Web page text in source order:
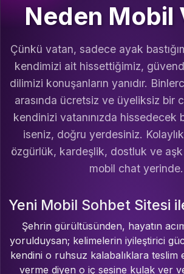
Neden Mobil
Çünkü vatan, sadece ayak
kendimizi ait hissettiğimiz,
dilimizi konuşanların yanıdır.
arasında ücretsiz ve üyeliksiz bir
kendinizi vatanınızda hissedecek
iseniz, doğru yerdesiniz.
özgürlük, kardeşlik, dostluk ve aşk
mobil chat yerinde.
Yeni Mobil Sohbet Sitesi
Şehrin gürültüsünden, hayatın
yorulduysan; kelimelerin iyileştirici
kendini o ruhsuz kalabalıklara teslim
verme diyen o iç sesine kulak ver